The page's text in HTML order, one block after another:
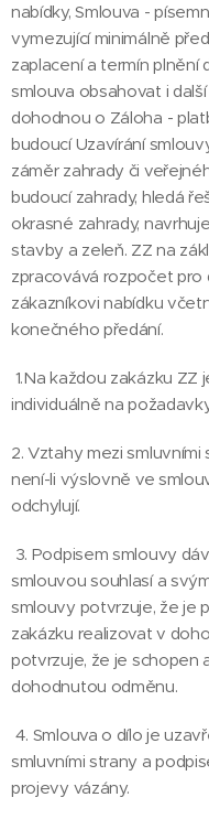
nabídky, Smlouva -
vymezující minimálně
zaplacení a termín plnění
smlouva obsahovat i
dohodnou o Záloha -
budoucí Uzavírání
záměr zahrady či
budoucí zahrady, hledá
okrasné zahrady,
stavby a zeleň. ZZ na
zpracovává rozpočet
zákazníkovi nabídku
konečného předání.
1.Na každou zakázku ZZ
individuálně na
2. Vztahy mezi
není-li výslovně ve
odchylují.
3. Podpisem smlouvy
smlouvou souhlasí a
smlouvy potvrzuje, že je
zakázku realizovat v
potvrzuje, že je schopen
dohodnutou odměnu.
4. Smlouva o dílo je
smluvními strany a
projevy vázány.